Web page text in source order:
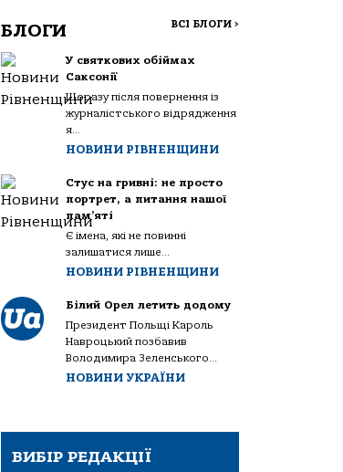
БЛОГИ ВСІ БЛОГИ >
У святкових обіймах
Саксонії
Щоразу після повернення із
журналістського відрядження
я...
НОВИНИ РІВНЕНЩИНИ
Стус на гривні: не просто
портрет, а питання нашої
пам’яті
Є імена, які не повинні
залишатися лише...
НОВИНИ РІВНЕНЩИНИ
Білий Орел летить додому
Президент Польщі Кароль
Навроцький позбавив
Володимира Зеленського...
НОВИНИ УКРАЇНИ
ВИБІР РЕДАКЦІЇ